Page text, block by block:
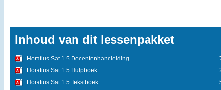
Inhoud van dit lessenpakket
Horatius Sat 1 5 Docentenhandleiding
Horatius Sat 1 5 Hulpboek
Horatius Sat 1 5 Tekstboek